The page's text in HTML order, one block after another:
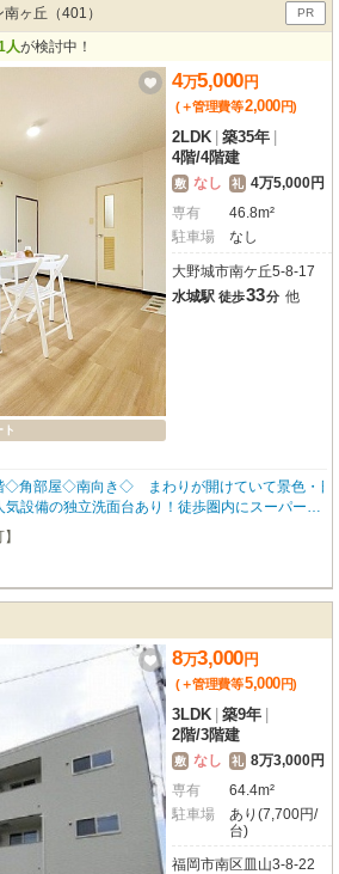
PR
ヶ丘（401）
人が検討中！
ト
4万5,000円
(＋管理費等2,000円)
2LDK 築35年
4階/4階建
敷 なし 礼 4万5,000円
専有
46.8m²
駐車場
なし
大野城市南ケ丘5-8-17
水城駅 徒歩33分 他
角部屋◇南向き◇ まわりが開けていて景色・日
設備の独立洗面台あり！徒歩圏内にスーパーや
ろっているので生活のしやすさ◎ 近隣には小中
おススメな物件です！
8万3,000円
(＋管理費等5,000円)
3LDK 築9年
2階/3階建
敷 なし 礼 8万3,000円
専有
64.4m²
駐車場
あり(7,700円/
台)
福岡市南区皿山3-8-22